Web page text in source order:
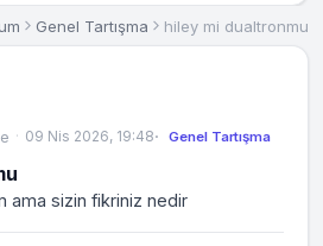
Genel Tartışma hiley mi dualtronmu
09 Nis 2026, 19:48· Genel Tartışma
ama sizin fikriniz nedir